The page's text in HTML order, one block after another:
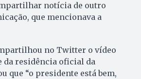
notícia de outro
que mencionava a
no Twitter o vídeo
da residência oficial da
que “o presidente está bem,